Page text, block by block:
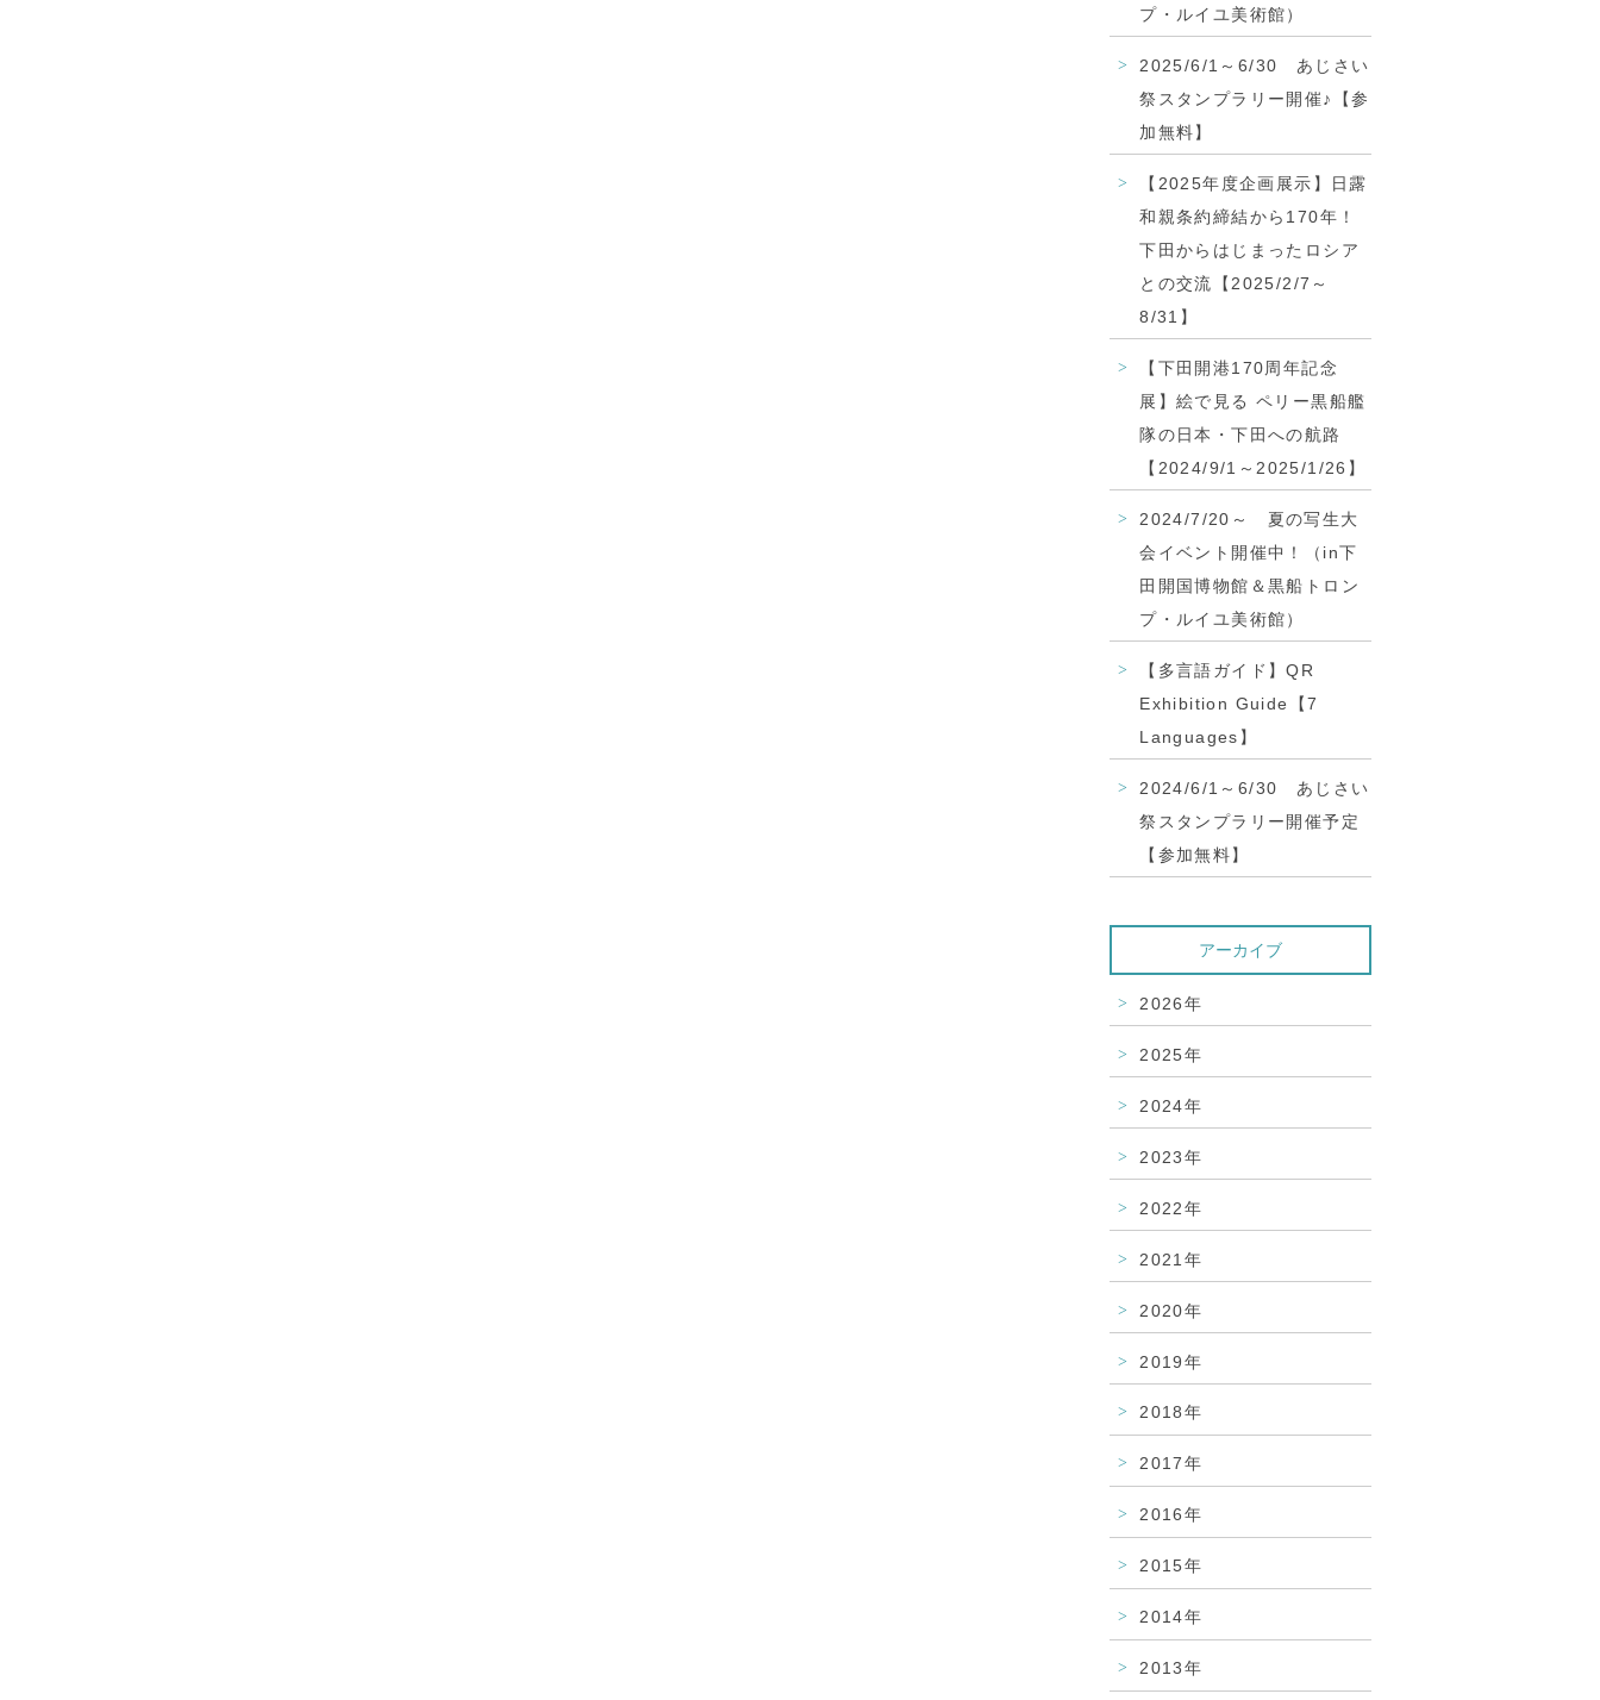
プ・ルイユ美術館）
2025/6/1～6/30 あじさい
祭スタンプラリー開催♪【参
加無料】
【2025年度企画展示】日露
和親条約締結から170年！
下田からはじまったロシア
との交流【2025/2/7～
8/31】
【下田開港170周年記念
展】絵で見る ペリー黒船艦
隊の日本・下田への航路
【2024/9/1～2025/1/26】
2024/7/20～ 夏の写生大
会イベント開催中！（in下
田開国博物館＆黒船トロン
プ・ルイユ美術館）
【多言語ガイド】QR
Exhibition Guide【7
Languages】
2024/6/1～6/30 あじさい
祭スタンプラリー開催予定
【参加無料】
アーカイブ
2026年
2025年
2024年
2023年
2022年
2021年
2020年
2019年
2018年
2017年
2016年
2015年
2014年
2013年